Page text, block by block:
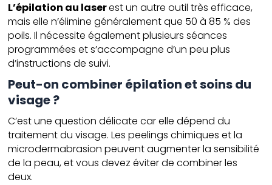
L’épilation au laserest un autre outil très efficace,
mais elle n’élimine généralement que 50 à 85 % des
poils. Il nécessite également plusieurs séances
programmées et s’accompagne d’un peu plus
d’instructions de suivi.
Peut-on combiner épilation et soins du
visage ?
C’est une question délicate car elle dépend du
traitement du visage. Les peelings chimiques et la
microdermabrasion peuvent augmenter la sensibilité
de la peau, et vous devez éviter de combiner les
deux.